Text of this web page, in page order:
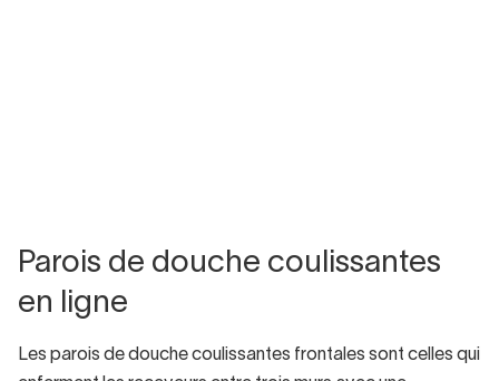
Parois de douche coulissantes
en ligne
Les parois de douche coulissantes frontales sont celles qui